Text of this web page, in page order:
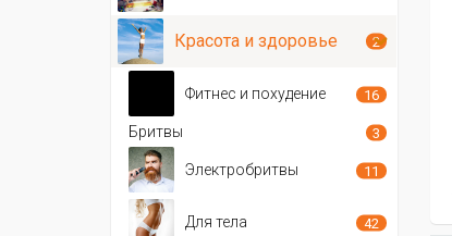
Красота и здоровье 2
Фитнес и похудение 16
Бритвы 3
Электробритвы 11
Для тела 42